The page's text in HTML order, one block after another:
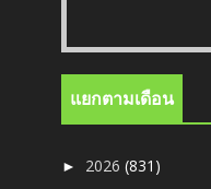
แยกตามเดือน
► 2026(831)